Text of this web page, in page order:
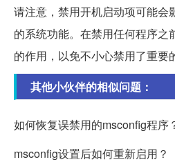
请注意，禁用开机启动项可能会
的系统功能。在禁用任何程序之
的作用，以免不小心禁用了重要
其他小伙伴的相似问题：
如何恢复误禁用的msconfig程序
msconfig设置后如何重新启用？